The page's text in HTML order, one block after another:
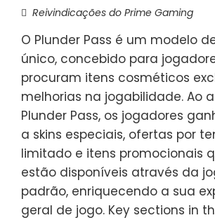
Reivindicações do Prime Gaming
O Plunder Pass é um modelo
único, concebido para
procuram itens cosméticos
melhorias na jogabilidade. Ao
Plunder Pass, os jogadores
a skins especiais, ofertas por
limitado e itens promocionais
estão disponíveis através da
padrão, enriquecendo a sua
geral de jogo. Key sections in